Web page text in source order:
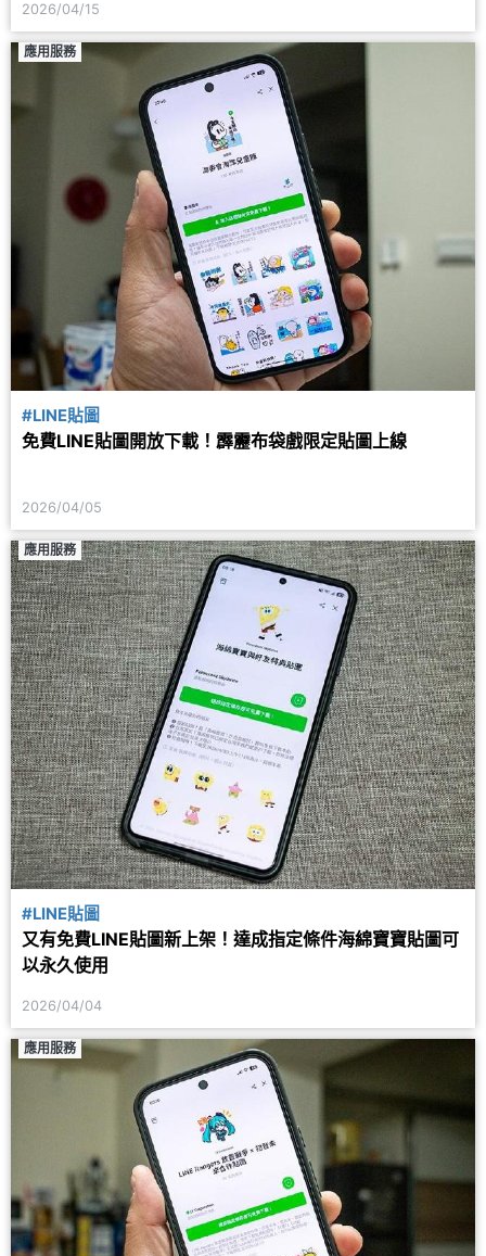
2026/04/15
應用服務
#LINE貼圖
免費LINE貼圖開放下載！霹靂布袋戲限定貼圖上線
2026/04/05
應用服務
#LINE貼圖
又有免費LINE貼圖新上架！達成指定條件海綿寶寶貼圖可
以永久使用
2026/04/04
應用服務